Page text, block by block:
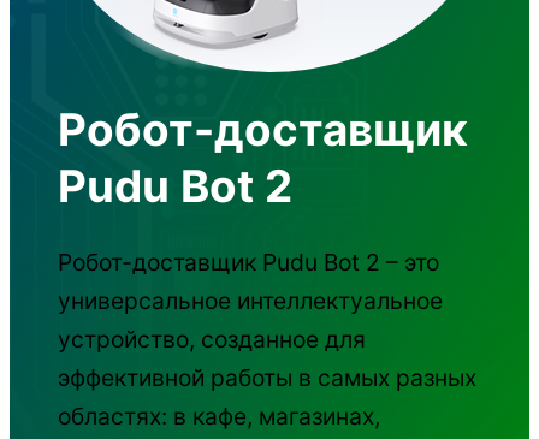
Робот-доставщик
Pudu Bot 2
Робот-доставщик Pudu Bot 2 – это
универсальное интеллектуальное
устройство, созданное для
эффективной работы в самых разных
областях: в кафе, магазинах,